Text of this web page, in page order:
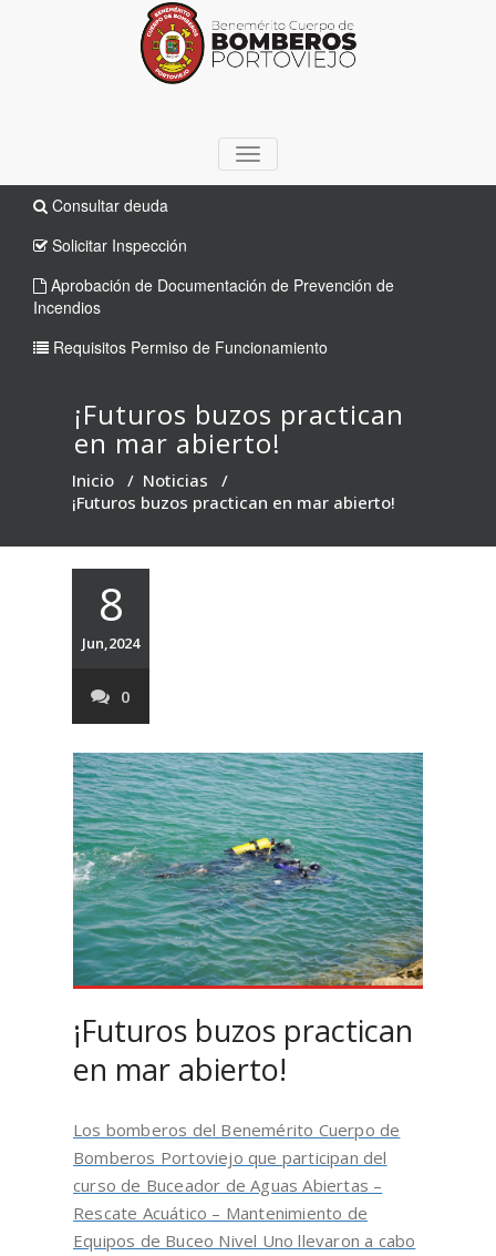
TOGGLE
NAVIGATION
Consultar deuda
Solicitar Inspección
Aprobación de Documentación de Prevención de
Incendios
Requisitos Permiso de Funcionamiento
¡Futuros buzos practican
en mar abierto!
Inicio / Noticias /
¡Futuros buzos practican en mar abierto!
8
Jun,2024
0
¡Futuros buzos practican
en mar abierto!
Los bomberos del Benemérito Cuerpo de
Bomberos Portoviejo que participan del
curso de Buceador de Aguas Abiertas –
Rescate Acuático – Mantenimiento de
Equipos de Buceo Nivel Uno llevaron a cabo